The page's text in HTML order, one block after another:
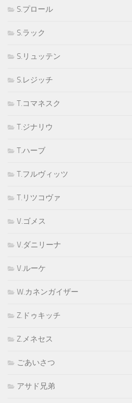
S.プロール
S.ラック
S.リュッテン
S.レジッチ
T.コマネスク
T.ジナリウ
T.ハーブ
T.フルヴィッツ
T.リツコヴァ
V.ゴメス
V.ダニリーナ
V.ルーケ
W.カネンガイザー
Z.ドゥキッチ
Z.メネセス
ごあいさつ
アサド兄弟